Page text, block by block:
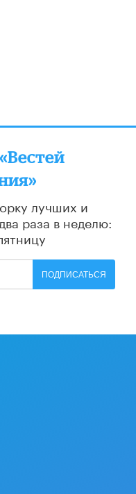
лучших и
два раза в неделю:
ПОДПИСАТЬСЯ